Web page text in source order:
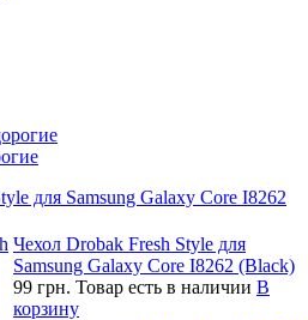
для Samsung Galaxy Core I8262
Чехол Drobak Fresh Style для
Samsung Galaxy Core I8262 (Black)
99 грн. Товар есть в наличии В
корзину